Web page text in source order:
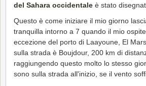
del Sahara occidentale è stato
Questo è come iniziare il mio giorno
tranquilla intorno a 7 quando il mio
eccezione del porto di Laayoune, El
sulla strada è Boujdour, 200 km di
raggiungendo questo molto lo stesso
sono sulla strada all'inizio, se il vento